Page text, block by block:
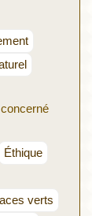
Éthique
verts